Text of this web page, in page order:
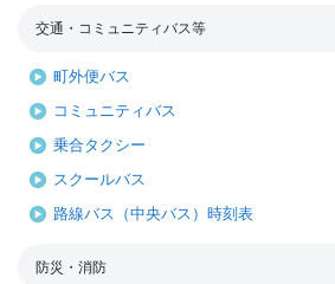
交通・コミュニティバス等
町外便バス
コミュニティバス
乗合タクシー
スクールバス
路線バス（中央バス）時刻表
防災・消防